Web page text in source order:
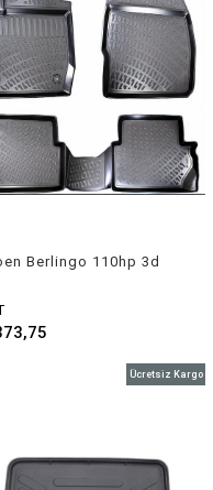
Berlingo 110hp 3d
Ücretsiz Kargo